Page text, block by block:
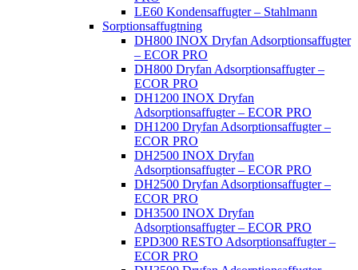
LE60 Kondensaffugter – Stahlmann
Sorptionsaffugtning
DH800 INOX Dryfan Adsorptionsaffugter
– ECOR PRO
DH800 Dryfan Adsorptionsaffugter –
ECOR PRO
DH1200 INOX Dryfan
Adsorptionsaffugter – ECOR PRO
DH1200 Dryfan Adsorptionsaffugter –
ECOR PRO
DH2500 INOX Dryfan
Adsorptionsaffugter – ECOR PRO
DH2500 Dryfan Adsorptionsaffugter –
ECOR PRO
DH3500 INOX Dryfan
Adsorptionsaffugter – ECOR PRO
EPD300 RESTO Adsorptionsaffugter –
ECOR PRO